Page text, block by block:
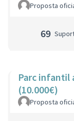
Proposta
69
Parc infantil
(10.000€)
Proposta